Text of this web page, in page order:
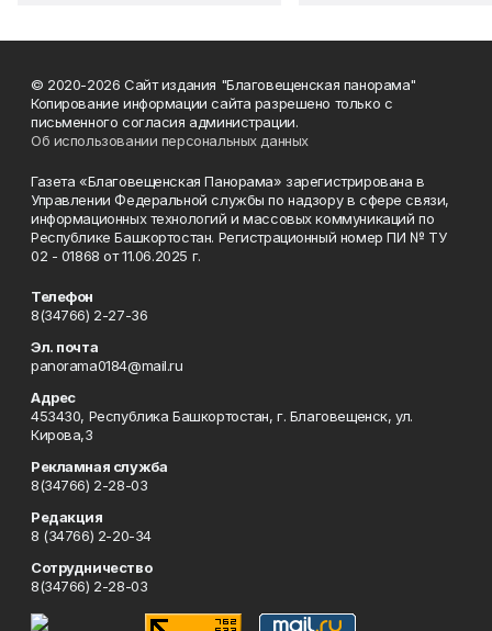
© 2020-2026 Сайт издания "Благовещенская панорама"
Копирование информации сайта разрешено только с
письменного согласия администрации.
Об использовании персональных данных
Газета «Благовещенская Панорама» зарегистрирована в
Управлении Федеральной службы по надзору в сфере связи,
информационных технологий и массовых коммуникаций по
Республике Башкортостан. Регистрационный номер ПИ № ТУ
02 - 01868 от 11.06.2025 г.
Телефон
8(34766) 2-27-36
Эл. почта
panorama0184@mail.ru
Адрес
453430, Республика Башкортостан, г. Благовещенск, ул.
Кирова,3
Рекламная служба
8(34766) 2-28-03
Редакция
8 (34766) 2-20-34
Сотрудничество
8(34766) 2-28-03